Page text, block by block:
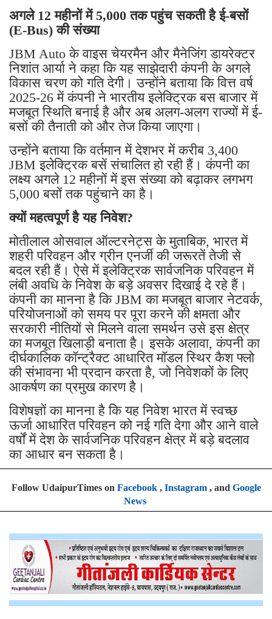
अगले 12 महीनों में 5,000 तक पहुंच सकती है ई-बसों
(E-Bus) की संख्या
JBM Auto के वाइस चेयरमैन और मैनेजिंग डायरेक्टर
निशांत आर्या ने कहा कि यह साझेदारी कंपनी के अगले
विकास चरण को गति देगी। उन्होंने बताया कि वित्त वर्ष
2025-26 में कंपनी ने भारतीय इलेक्ट्रिक बस बाजार में
मजबूत स्थिति बनाई है और अब अलग-अलग राज्यों में ई-
बसों की तैनाती को और तेज किया जाएगा।
उन्होंने बताया कि वर्तमान में देशभर में करीब 3,400
JBM इलेक्ट्रिक बसें संचालित हो रही हैं। कंपनी का
लक्ष्य अगले 12 महीनों में इस संख्या को बढ़ाकर लगभग
5,000 बसों तक पहुंचाने का है।
क्यों महत्वपूर्ण है यह निवेश?
मोतीलाल ओसवाल ऑल्टरनेट्स के मुताबिक, भारत में
शहरी परिवहन और ग्रीन एनर्जी की जरूरतें तेजी से
बदल रही हैं। ऐसे में इलेक्ट्रिक सार्वजनिक परिवहन में
लंबी अवधि के निवेश के बड़े अवसर दिखाई दे रहे हैं।
कंपनी का मानना है कि JBM का मजबूत बाजार नेटवर्क,
परियोजनाओं को समय पर पूरा करने की क्षमता और
सरकारी नीतियों से मिलने वाला समर्थन उसे इस क्षेत्र
का मजबूत खिलाड़ी बनाता है। इसके अलावा, कंपनी का
दीर्घकालिक कॉन्ट्रैक्ट आधारित मॉडल स्थिर कैश फ्लो
की संभावना भी प्रदान करता है, जो निवेशकों के लिए
आकर्षण का प्रमुख कारण है।
विशेषज्ञों का मानना है कि यह निवेश भारत में स्वच्छ
ऊर्जा आधारित परिवहन को नई गति देगा और आने वाले
वर्षों में देश के सार्वजनिक परिवहन क्षेत्र में बड़े बदलाव
का आधार बन सकता है।
Follow UdaipurTimes on Facebook, Instagram, and Google
News